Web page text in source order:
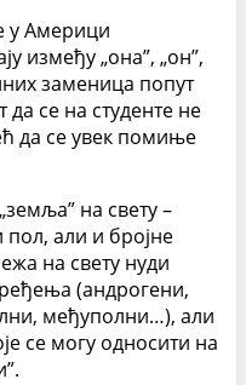
у Америци
између „она”, „он”,
заменица попут
да се на студенте не
да се увек помиње
на свету –
пол, али и бројне
на свету нуди
(андрогени,
међуполни…), али
се могу односити на